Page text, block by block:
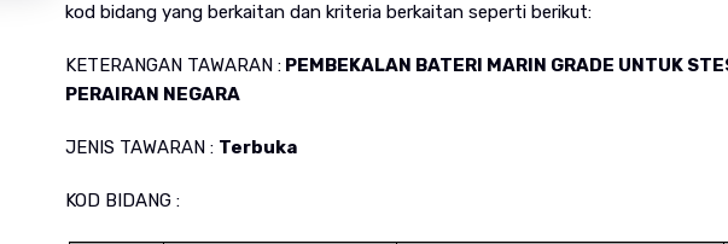
kod bidang yang berkaitan dan kriteria berkaitan seperti berikut:
KETERANGAN TAWARAN :PEMBEKALAN BATERI MARIN GRADE UNTUK
PERAIRAN NEGARA
JENIS TAWARAN : Terbuka
KOD BIDANG :